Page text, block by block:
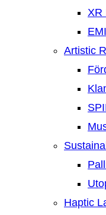
XR
Artistic
Haptic